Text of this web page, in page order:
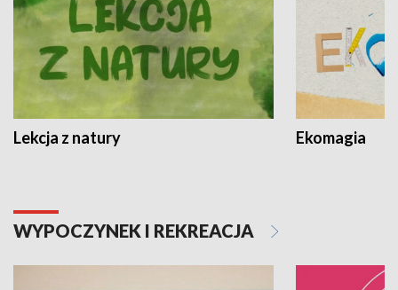
Lekcja z natury Ekomagia
WYPOCZYNEK I REKREACJA